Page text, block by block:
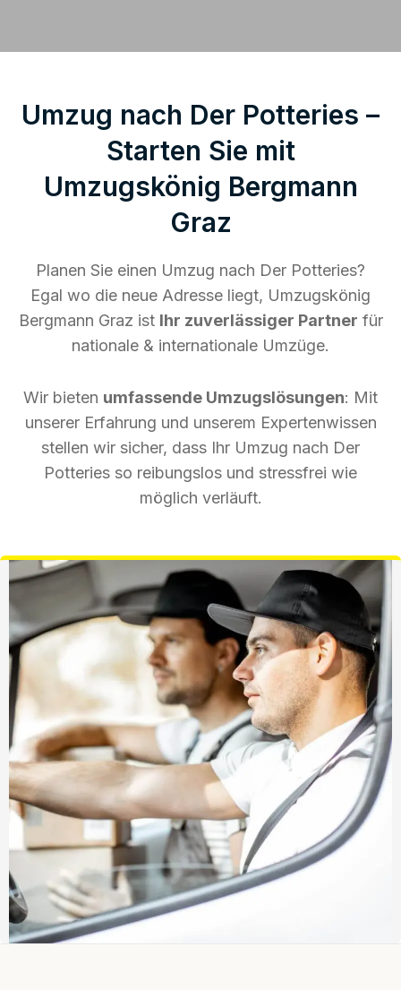
Umzug nach Der Potteries –
Starten Sie mit
Umzugskönig Bergmann
Graz
Planen Sie einen Umzug nach Der Potteries?
Egal wo die neue Adresse liegt, Umzugskönig
Bergmann Graz ist Ihr zuverlässiger Partner für
nationale & internationale Umzüge.
Wir bieten umfassende Umzugslösungen: Mit
unserer Erfahrung und unserem Expertenwissen
stellen wir sicher, dass Ihr Umzug nach Der
Potteries so reibungslos und stressfrei wie
möglich verläuft.